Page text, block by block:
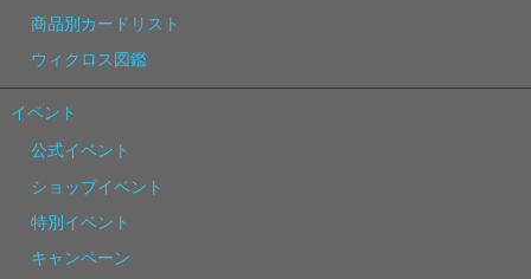
商品別カードリスト
ウィクロス図鑑
イベント
公式イベント
ショップイベント
特別イベント
キャンペーン